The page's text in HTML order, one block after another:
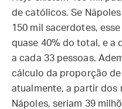
de católicos. Se
150 mil sacerdotes,
quase 40% do total, e a
a cada 33 pessoas.
cálculo da proporção
atualmente, a partir dos
Nápoles, seriam 39